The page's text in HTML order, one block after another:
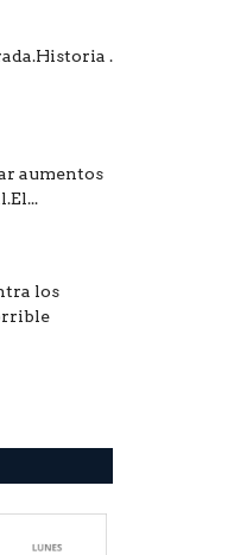
.
aumentos
los